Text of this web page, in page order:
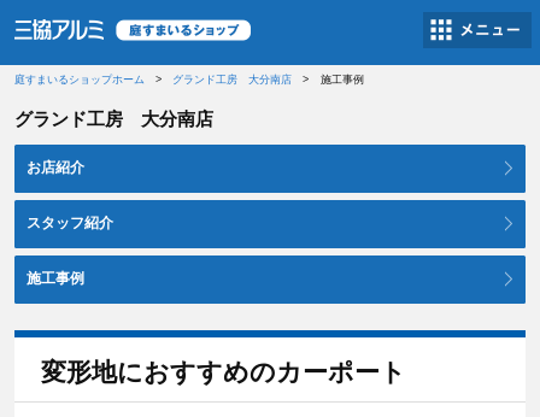
庭すまいるショップホーム グランド工房 大分南店 施工事例
グランド工房 大分南店
お店紹介
スタッフ紹介
施工事例
変形地におすすめのカーポート